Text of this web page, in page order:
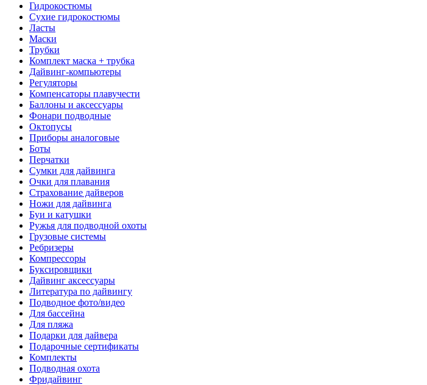
Гидрокостюмы
Сухие гидрокостюмы
Ласты
Маски
Трубки
Комплект маска + трубка
Дайвинг-компьютеры
Регуляторы
Компенсаторы плавучести
Баллоны и аксессуары
Фонари подводные
Октопусы
Приборы аналоговые
Боты
Перчатки
Сумки для дайвинга
Очки для плавания
Страхование дайверов
Ножи для дайвинга
Буи и катушки
Ружья для подводной охоты
Грузовые системы
Ребризеры
Компрессоры
Буксировщики
Дайвинг аксессуары
Литература по дайвингу
Подводное фото/видео
Для бассейна
Для пляжа
Подарки для дайвера
Подарочные сертификаты
Комплекты
Подводная охота
Фридайвинг